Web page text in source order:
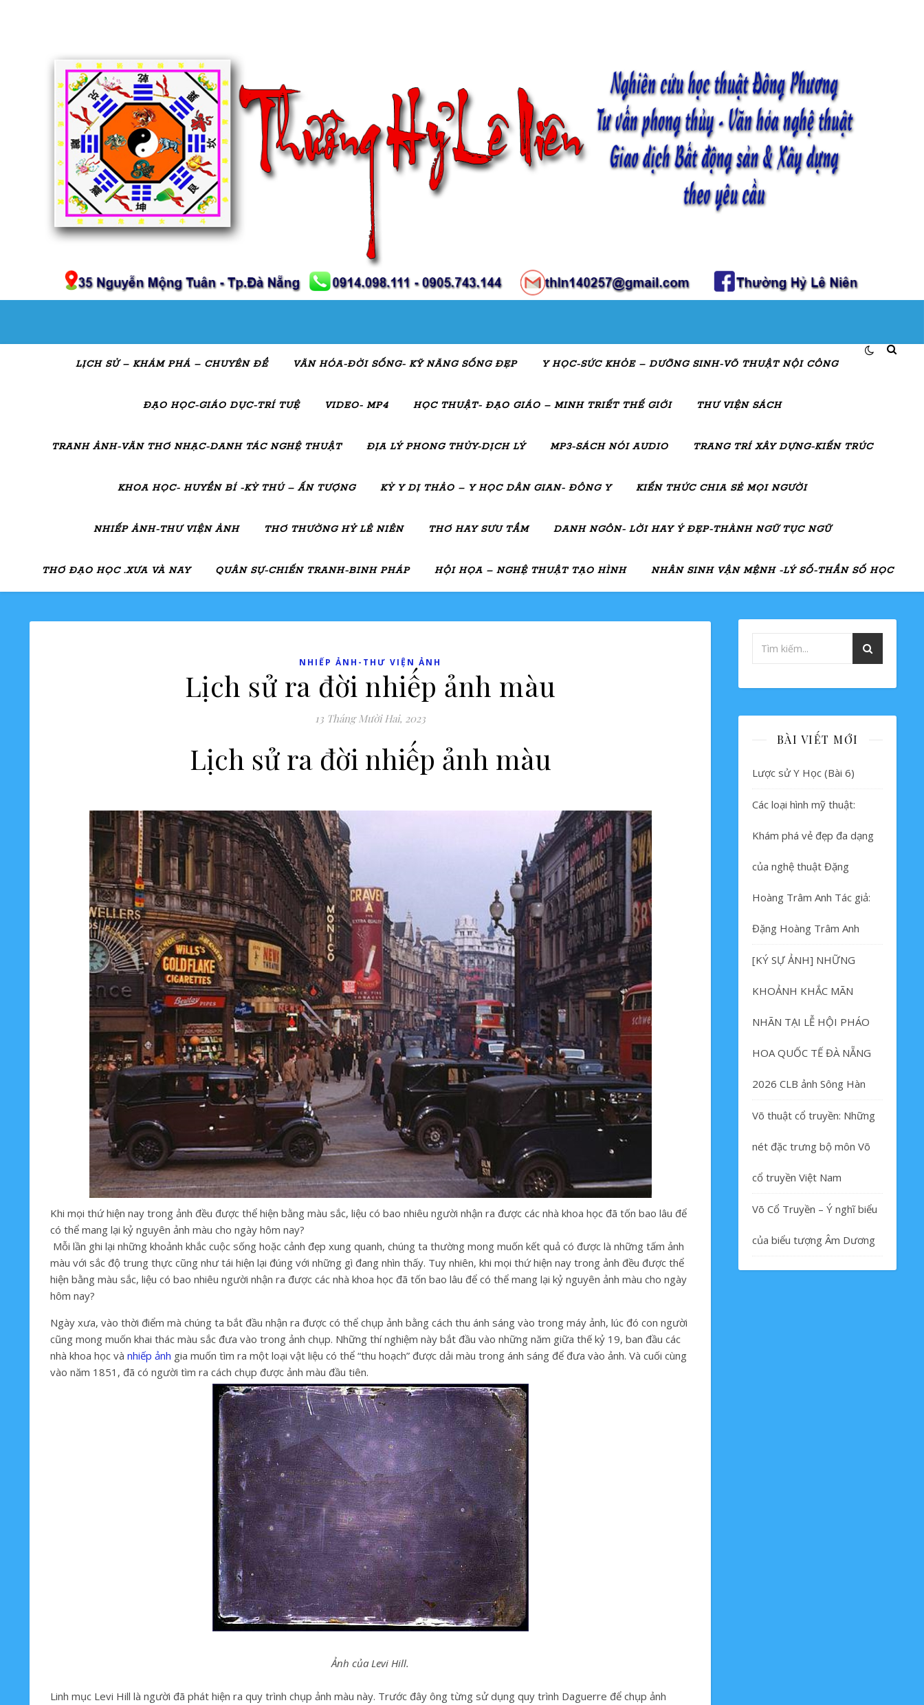
LỊCH SỬ – KHÁM PHÁ – CHUYÊN ĐỀ VĂN HÓA-ĐỜI SỐNG- KỸ NĂNG SỐNG ĐẸP Y HỌC-SỨC KHỎE – DƯỠNG SINH-VÕ THUẬT NỘI CÔNG
ĐẠO HỌC-GIÁO DỤC-TRÍ TUỆ VIDEO- MP4 HỌC THUẬT- ĐẠO GIÁO – MINH TRIẾT THẾ GIỚI THƯ VIỆN SÁCH
TRANH ẢNH-VĂN THƠ NHẠC-DANH TÁC NGHỆ THUẬT ĐỊA LÝ PHONG THỦY-DỊCH LÝ MP3-SÁCH NÓI AUDIO TRANG TRÍ XÂY DỰNG-KIẾN TRÚC
KHOA HỌC- HUYỀN BÍ -KỲ THÚ – ẤN TƯỢNG KỲ Y DỊ THẢO – Y HỌC DÂN GIAN- ĐÔNG Y KIẾN THỨC CHIA SẺ MỌI NGƯỜI
NHIẾP ẢNH-THƯ VIỆN ẢNH THƠ THƯỜNG HỶ LÊ NIÊN THƠ HAY SƯU TẦM DANH NGÔN- LỜI HAY Ý ĐẸP-THÀNH NGỮ TỤC NGỮ
THƠ ĐẠO HỌC .XƯA VÀ NAY QUÂN SỰ-CHIẾN TRANH-BINH PHÁP HỘI HỌA – NGHỆ THUẬT TẠO HÌNH NHÂN SINH VẬN MỆNH -LÝ SỐ-THẦN SỐ HỌC
NHIẾP ẢNH-THƯ VIỆN ẢNH
Lịch sử ra đời nhiếp ảnh màu
13 Tháng Mười Hai, 2023
Lịch sử ra đời nhiếp ảnh màu
Khi mọi thứ hiện nay trong ảnh đều được thể hiện bằng màu sắc, liệu có bao nhiêu người nhận ra được các nhà khoa học đã tốn bao lâu để
có thể mang lại kỷ nguyên ảnh màu cho ngày hôm nay?
Mỗi lần ghi lại những khoảnh khắc cuộc sống hoặc cảnh đẹp xung quanh, chúng ta thường mong muốn kết quả có được là những tấm ảnh
màu với sắc độ trung thực cũng như tái hiện lại đúng với những gì đang nhìn thấy. Tuy nhiên, khi mọi thứ hiện nay trong ảnh đều được thể
hiện bằng màu sắc, liệu có bao nhiêu người nhận ra được các nhà khoa học đã tốn bao lâu để có thể mang lại kỷ nguyên ảnh màu cho ngày
hôm nay?
Ngày xưa, vào thời điểm mà chúng ta bắt đầu nhận ra được có thể chụp ảnh bằng cách thu ánh sáng vào trong máy ảnh, lúc đó con người
cũng mong muốn khai thác màu sắc đưa vào trong ảnh chụp. Những thí nghiệm này bắt đầu vào những năm giữa thế kỷ 19, ban đầu các
nhà khoa học và nhiếp ảnh gia muốn tìm ra một loại vật liệu có thể “thu hoạch” được dải màu trong ánh sáng để đưa vào ảnh. Và cuối cùng
vào năm 1851, đã có người tìm ra cách chụp được ảnh màu đầu tiên.
Ảnh của Levi Hill.
Linh mục Levi Hill là người đã phát hiện ra quy trình chụp ảnh màu này. Trước đây ông từng sử dụng quy trình Daguerre để chụp ảnh
BÀI VIẾT MỚI
Lược sử Y Học (Bài 6)
Các loại hình mỹ thuật:
Khám phá vẻ đẹp đa dạng
của nghệ thuật Đặng
Hoàng Trâm Anh Tác giả:
Đặng Hoàng Trâm Anh
[KÝ SỰ ẢNH] NHỮNG
KHOẢNH KHẮC MÃN
NHÃN TẠI LỄ HỘI PHÁO
HOA QUỐC TẾ ĐÀ NẴNG
2026 CLB ảnh Sông Hàn
Võ thuật cổ truyền: Những
nét đặc trưng bộ môn Võ
cổ truyền Việt Nam
Võ Cổ Truyền – Ý nghĩ biểu
của biểu tượng Âm Dương